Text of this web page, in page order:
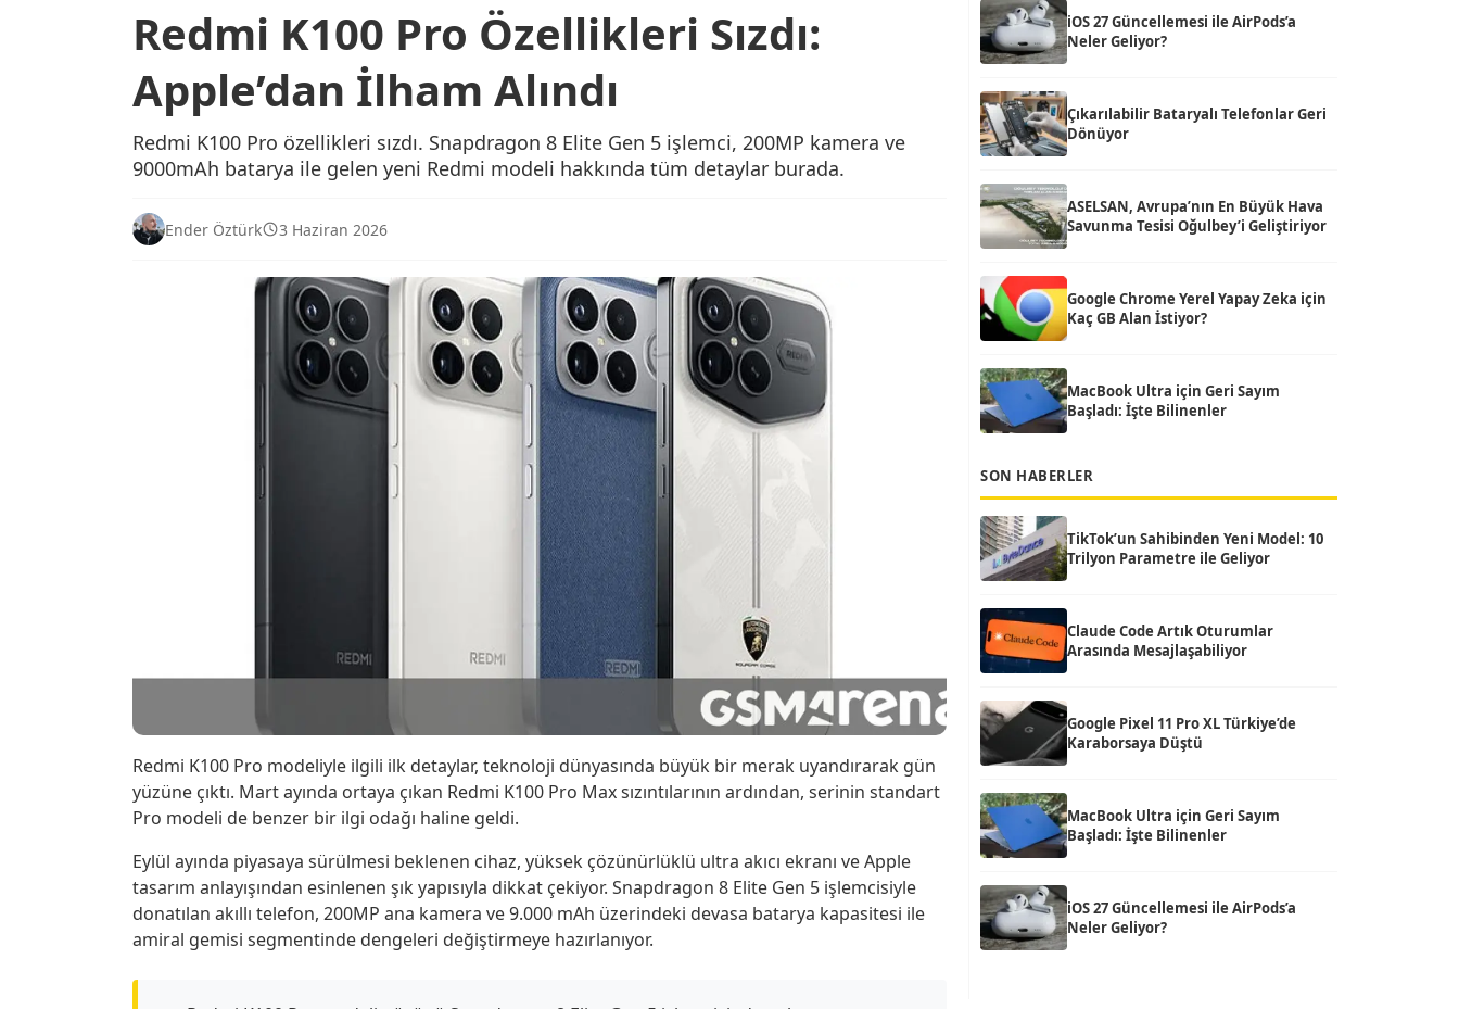
Redmi K100 Pro Özellikleri Sızdı:
Apple’dan İlham Alındı
Redmi K100 Pro özellikleri sızdı. Snapdragon 8 Elite Gen 5 işlemci, 200MP kamera ve
9000mAh batarya ile gelen yeni Redmi modeli hakkında tüm detaylar burada.
Ender Öztürk 3 Haziran 2026
Redmi K100 Pro modeliyle ilgili ilk detaylar, teknoloji dünyasında büyük bir merak uyandırarak gün
yüzüne çıktı. Mart ayında ortaya çıkan Redmi K100 Pro Max sızıntılarının ardından, serinin standart
Pro modeli de benzer bir ilgi odağı haline geldi.
Eylül ayında piyasaya sürülmesi beklenen cihaz, yüksek çözünürlüklü ultra akıcı ekranı ve Apple
tasarım anlayışından esinlenen şık yapısıyla dikkat çekiyor. Snapdragon 8 Elite Gen 5 işlemcisiyle
donatılan akıllı telefon, 200MP ana kamera ve 9.000 mAh üzerindeki devasa batarya kapasitesi ile
amiral gemisi segmentinde dengeleri değiştirmeye hazırlanıyor.
iOS 27 Güncellemesi ile AirPods’a
Neler Geliyor?
Çıkarılabilir Bataryalı Telefonlar Geri
Dönüyor
ASELSAN, Avrupa’nın En Büyük Hava
Savunma Tesisi Oğulbey’i Geliştiriyor
Google Chrome Yerel Yapay Zeka için
Kaç GB Alan İstiyor?
MacBook Ultra için Geri Sayım
Başladı: İşte Bilinenler
SON HABERLER
TikTok’un Sahibinden Yeni Model: 10
Trilyon Parametre ile Geliyor
Claude Code Artık Oturumlar
Arasında Mesajlaşabiliyor
Google Pixel 11 Pro XL Türkiye’de
Karaborsaya Düştü
MacBook Ultra için Geri Sayım
Başladı: İşte Bilinenler
iOS 27 Güncellemesi ile AirPods’a
Neler Geliyor?